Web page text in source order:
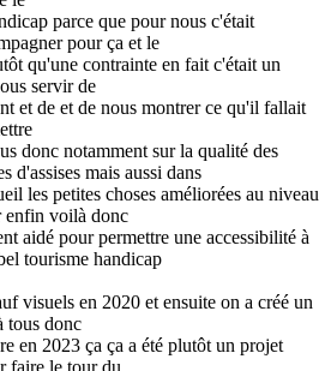
parce que pour nous c'était
pour ça et le
qu'une contrainte en fait c'était un
servir de
et de et de nous montrer ce qu'il fallait
donc notamment sur la qualité des
d'assises mais aussi dans
les petites choses améliorées au niveau
enfin voilà donc
aidé pour permettre une accessibilité à
tourisme handicap
visuels en 2020 et ensuite on a créé un
tous donc
en 2023 ça ça a été plutôt un projet